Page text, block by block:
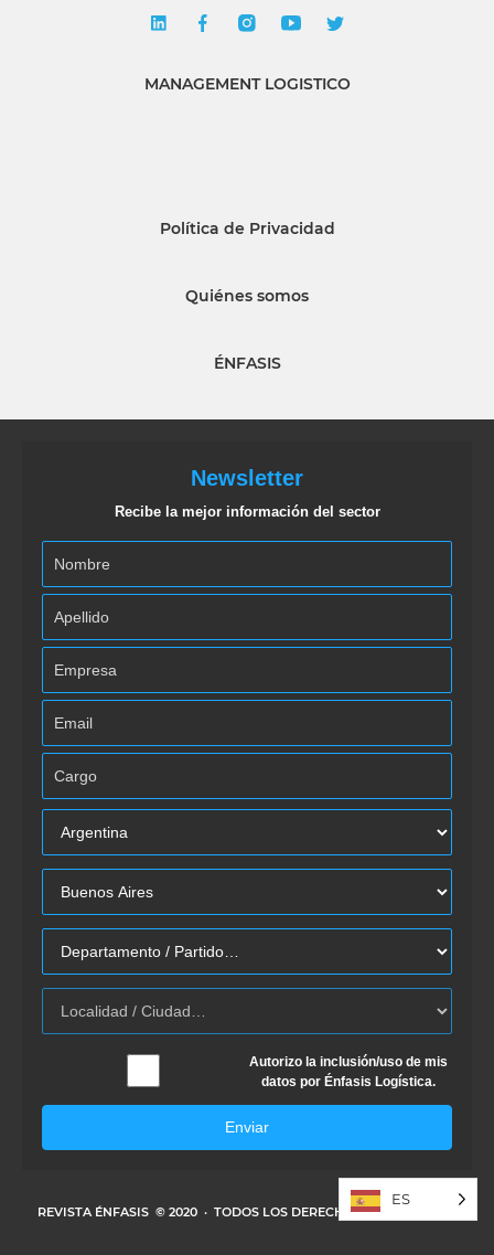
MANAGEMENT LOGISTICO
Política de Privacidad
Quiénes somos
ÉNFASIS
Newsletter
Recibe la mejor información del sector
Autorizo la inclusión/uso de mis
datos por Énfasis Logística.
Enviar
REVISTA ÉNFASIS © 2020 · TODOS LOS DERECHOS RESERVADOS
ES